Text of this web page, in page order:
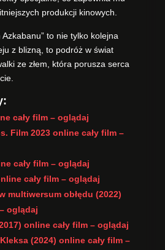
produkcji kinowych.
Azkabanu” to nie tylko kolejna
z blizną, to podróż w świat
ze złem, która porusza serca
cały film – oglądaj
Film 2023 online cały film –
cały film – oglądaj
cały film – oglądaj
multiwersum obłędu (2022)
oglądaj
online cały film – oglądaj
(2024) online cały film –